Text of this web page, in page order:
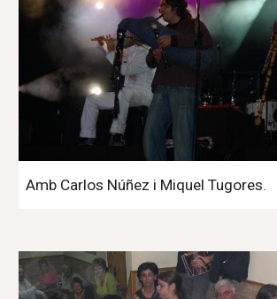
Amb Carlos Núñez i Miquel Tugores.